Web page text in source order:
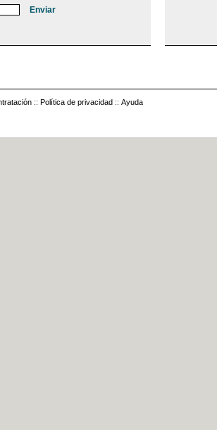
:: Política de privacidad :: Ayuda